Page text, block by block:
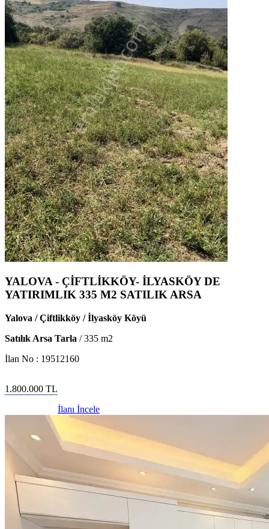
YALOVA - ÇİFTLİKKÖY- İLYASKÖY DE
YATIRIMLIK 335 M2 SATILIK ARSA
Yalova / Çiftlikköy / İlyasköy Köyü
Satılık Arsa Tarla /335 m2
İlan No : 19512160
1.800.000 TL
İlanı İncele